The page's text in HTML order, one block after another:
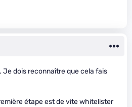
Je dois reconnaître que cela fais
étape est de vite whitelister